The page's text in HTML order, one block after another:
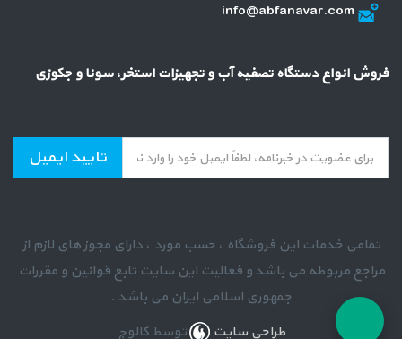
info@abfanavar.com
فروش انواع دستگاه تصفیه آب و تجهیزات استخر، سونا و جکوزی
تایید ایمیل
تمامی خدمات این فروشگاه ، حسب مورد ، دارای مجوز های لازم از
مراجع مربوطه می باشد و فعالیت این سایت تابع قوانین و مقررات
جمهوری اسلامی ایران می باشد .
طراحی سایت
توسط کالوج